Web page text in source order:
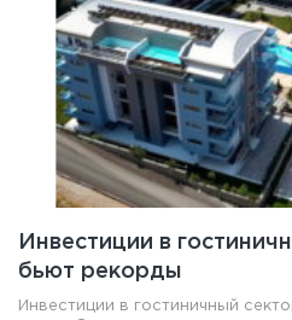
Инвестиции в
бьют рекорды
Инвестиции в гостиничный